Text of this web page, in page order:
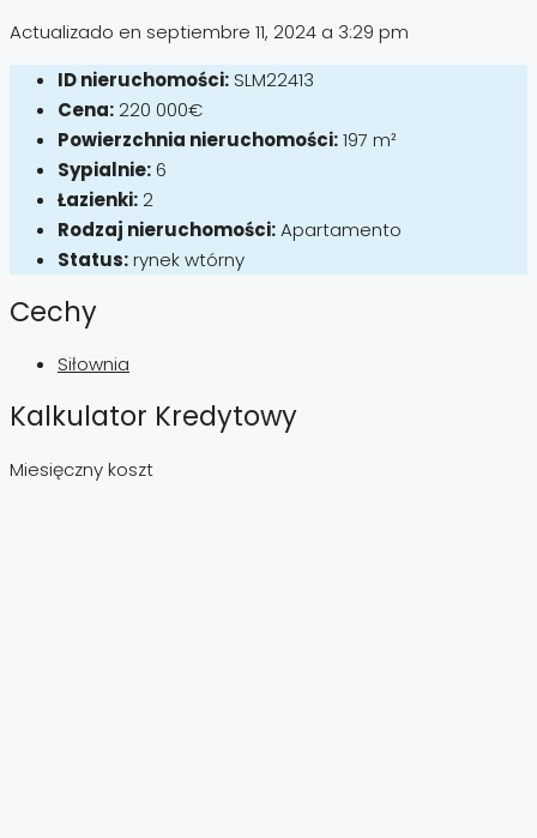
Actualizado en septiembre 11, 2024 a 3:29 pm
ID nieruchomości: SLM22413
Cena: 220 000€
Powierzchnia nieruchomości:197 m²
Sypialnie:6
Łazienki: 2
Rodzaj nieruchomości:Apartamento
Status:rynek wtórny
Cechy
Siłownia
Kalkulator Kredytowy
Miesięczny koszt